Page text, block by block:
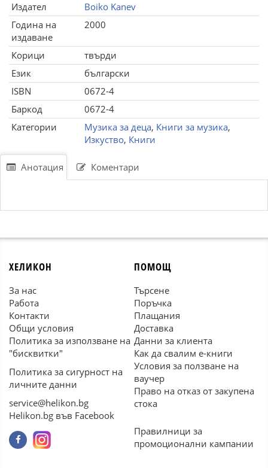
Издател
Boiko Kanev
Година на
издаване
2000
Корици
твърди
Език
български
ISBN
0672-4
Баркод
0672-4
Категории
Музика за деца, Книги за музика,
Изкуство, Книги
Анотация Коментари
ХЕЛИКОН
За нас
Работа
Контакти
Общи условия
Политика за използване на
"бисквитки"
Политика за сигурност на
личните данни
service@helikon.bg
Helikon.bg във Facebook
ПОМОЩ
Търсене
Поръчка
Плащания
Доставка
Данни за клиента
Как да свалим е-книги
Условия за ползване на
ваучер
Право на отказ от закупена
стока
Правилници за
промоционални кампании